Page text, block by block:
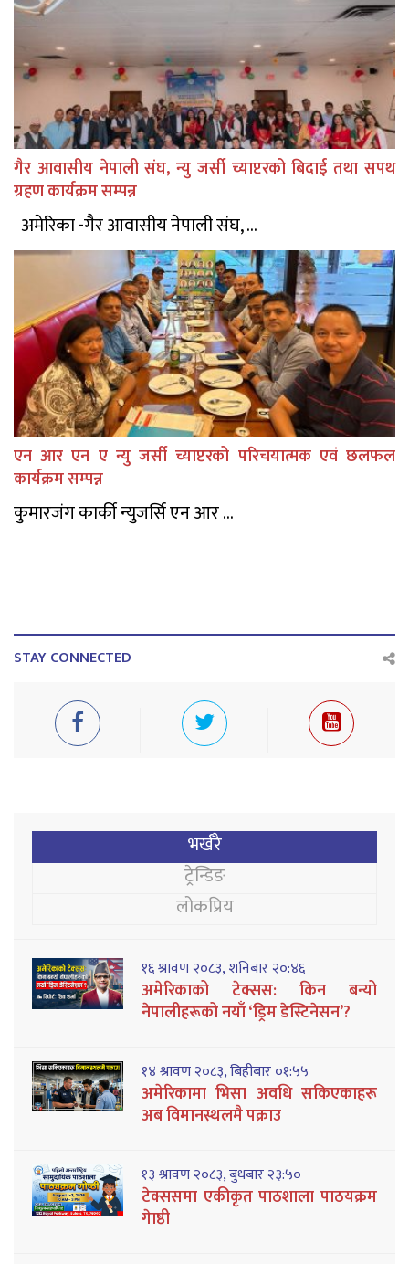
गैर आवासीय नेपाली संघ, न्यु जर्सी च्याप्टरको बिदाई तथा सपथ
ग्रहण कार्यक्रम सम्पन्न
अमेरिका -गैर आवासीय नेपाली संघ, ...
एन आर एन ए न्यु जर्सी च्याप्टरको परिचयात्मक एवं छलफल
कार्यक्रम सम्पन्न
कुमारजंग कार्की न्युजर्सि एन आर ...
STAY CONNECTED
भर्खरै
ट्रेन्डिङ
लोकप्रिय
१६ श्रावण २०८३, शनिबार २०:४६
अमेरिकाको टेक्सस: किन बन्यो
नेपालीहरूको नयाँ ‘ड्रिम डेस्टिनेसन’?
१४ श्रावण २०८३, बिहीबार ०१:५५
अमेरिकामा भिसा अवधि सकिएकाहरू
अब विमानस्थलमै पक्राउ
१३ श्रावण २०८३, बुधबार २३:५०
टेक्ससमा एकीकृत पाठशाला पाठयक्रम
गेाष्ठी